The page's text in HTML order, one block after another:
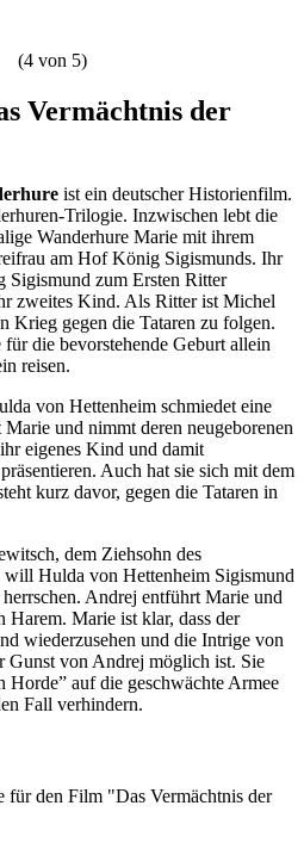
(4 von 5)
Vermächtnis der
ist ein deutscher Historienfilm.
Trilogie. Inzwischen lebt die
Wanderhure Marie mit ihrem
am Hof König Sigismunds. Ihr
zum Ersten Ritter
zweites Kind. Als Ritter ist Michel
Krieg gegen die Tataren zu folgen.
die bevorstehende Geburt allein
reisen.
von Hettenheim schmiedet eine
und nimmt deren neugeborenen
eigenes Kind und damit
Auch hat sie sich mit dem
kurz davor, gegen die Tataren in
dem Ziehsohn des
will Hulda von Hettenheim Sigismund
Andrej entführt Marie und
Harem. Marie ist klar, dass der
wiederzusehen und die Intrige von
Gunst von Andrej möglich ist. Sie
auf die geschwächte Armee
Fall verhindern.
für den Film "Das Vermächtnis der